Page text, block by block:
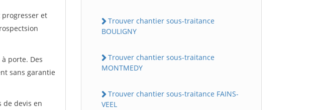
et
porte. Des
sans garantie
de devis en
Trouver chantier sous-traitance
BOULIGNY
Trouver chantier sous-traitance
MONTMEDY
Trouver chantier sous-traitance FAINS-
VEEL